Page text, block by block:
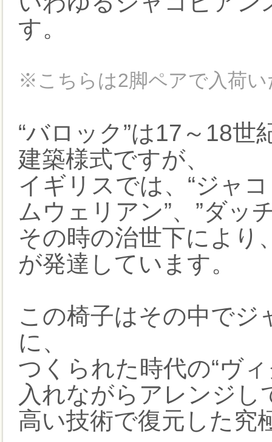
す。
※こちらは2脚ペアで入荷
“バロック”は17～18
建築様式ですが、
イギリスでは、“ジャ
ムウェリアン”、”ダッ
その時の治世下により
が発達しています。
この椅子はその中で
に、
つくられた時代の“ヴ
入れながらアレンジし
高い技術で復元した究